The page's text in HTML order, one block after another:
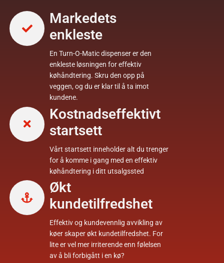
Markedets
enkleste
En Turn-O-Matic dispenser er den
enkleste løsningen for effektiv
køhåndtering. Skru den opp på
veggen, og du er klar til å ta imot
kundene.
Kostnadseffektivt
startsett
Vårt startsett inneholder alt du trenger
for å komme i gang med en effektiv
køhåndtering i ditt utsalgssted
Økt
kundetilfredshet
Effektiv og kundevennlig avvikling av
køer skaper økt kundetilfredshet. For
lite er vel mer irriterende enn følelsen
av å bli forbigått i en kø?